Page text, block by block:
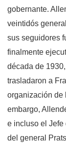
gobernante.
veintidós
sus seguidores
finalmente
década de
trasladaron a
organización de
embargo,
e incluso el Jefe
del general